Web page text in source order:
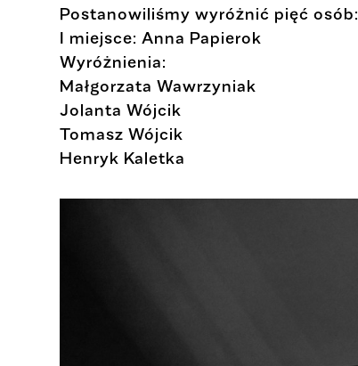
Postanowiliśmy wyróżnić pięć osób:
I miejsce: Anna Papierok
Wyróżnienia:
Małgorzata Wawrzyniak
Jolanta Wójcik
Tomasz Wójcik
Henryk Kaletka